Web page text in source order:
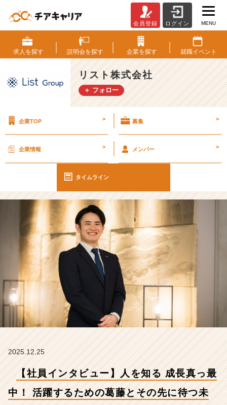
員
イ
ン
タ
ビ
ュ
知
長
真
最
中！
活
躍
す
る
そ
待
つ
未
来
会員登録 ログイン MENU
求人を探す 説明会を探す 企業を探す 就職イベント
リスト株式会社
＋ フォロー
企業TOP > 募集 >
企業情報 > メンバー >
タイムライン
2025.12.25
【社員インタビュー】人を知る 成長真っ最
中！ 活躍するための葛藤とその先に待つ未